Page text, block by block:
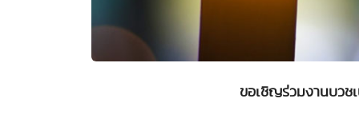
ขอเชิญร่วมงานบว